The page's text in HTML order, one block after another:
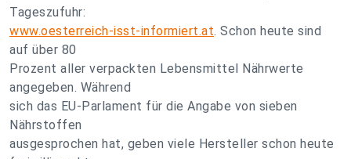
Tageszufuhr:
www.oesterreich-isst-informiert.at. Schon heute sind
auf über 80
Prozent aller verpackten Lebensmittel Nährwerte
angegeben. Während
sich das EU-Parlament für die Angabe von sieben
Nährstoffen
ausgesprochen hat, geben viele Hersteller schon heute